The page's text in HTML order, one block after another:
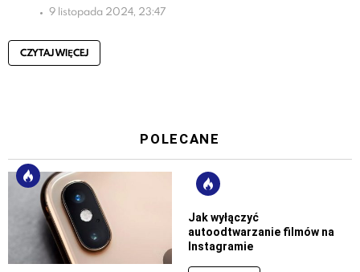
9 listopada 2024, 23:47
CZYTAJ WIĘCEJ
POLECANE
Jak wyłączyć
autoodtwarzanie filmów na
Instagramie